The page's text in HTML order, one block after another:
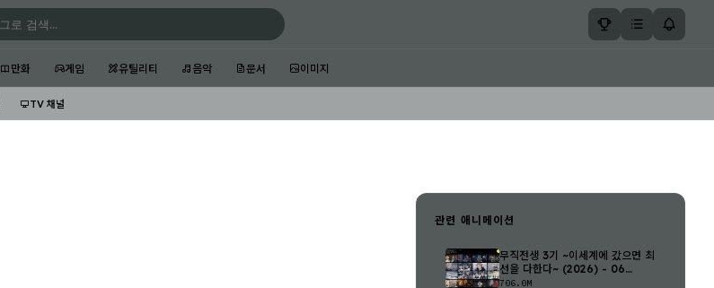
만화 게임 유틸리티 음악 문서 이미지
TV 채널
관련 애니메이션
무직전생 3기 ~이세계에 갔으면 최
선을 다한다~ (2026) - 06
(1280..
706.0M